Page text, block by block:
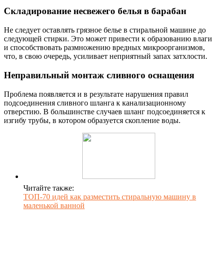
Складирование несвежего белья в барабан
Не следует оставлять грязное белье в стиральной машине до
следующей стирки. Это может привести к образованию влаги
и способствовать размножению вредных микроорганизмов,
что, в свою очередь, усиливает неприятный запах затхлости.
Неправильный монтаж сливного оснащения
Проблема появляется и в результате нарушения правил
подсоединения сливного шланга к канализационному
отверстию. В большинстве случаев шланг подсоединяется к
изгибу трубы, в котором образуется скопление воды.
Читайте также:
ТОП-70 идей как разместить стиральную машину в
маленькой ванной